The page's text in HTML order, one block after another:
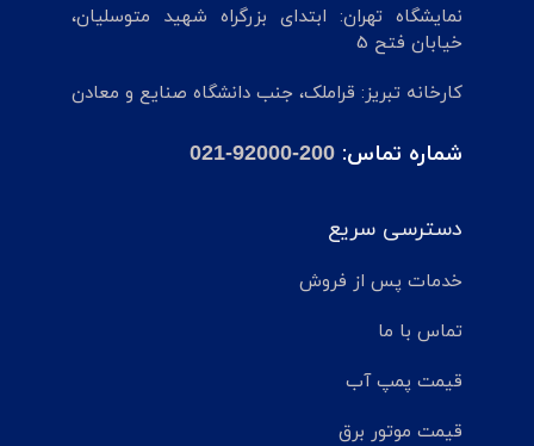
نمایشگاه تهران: ابتدای بزرگراه شهید متوسلیان،
خیابان فتح 5
کارخانه تبریز: قراملک، جنب دانشگاه صنایع و معادن
شماره تماس: 021-92000-200
دسترسی سریع
خدمات پس از فروش
تماس با ما
قیمت پمپ آب
قیمت موتور برق